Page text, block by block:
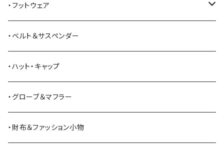
American Optical
ANDERSON BEAN BOOT CO.
Bass Pro Shops
BATTLE LAKE
Barbour
セーター
スウェットシャツ
カーディガン
パーカー
オーバーオール
ミリタリーパンツ
ツナギ
ジャージ・スウェット
ハーフパンツ・ショートパンツ
ジャケット
ベスト
トートバッグ
ショルダーバッグ
リュック・バックパック
ボストンバッグ・ダッフルバッグ
ヒップバッグ・ファニーパック
・フットウェア
ブーツ
スニーカー
サンダル
その他シューズ
・ベルト＆サスペンダー
・ハット・キャップ
・グローブ＆マフラー
・財布＆ファッション小物